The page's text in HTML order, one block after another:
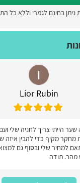
ניתן בחינם לגמרי וללא כל
Lior Rubin
הייתי צריך לחניה שלי
מחקר מקיף כדי להבין איזה
למחיר שלי ובסוף גם
מהר. תודה